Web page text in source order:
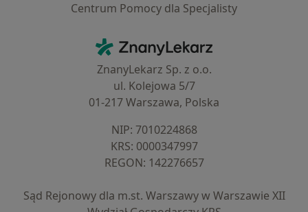
Centrum Pomocy dla Specjalisty
ZnanyLekarz - Strona główna
ZnanyLekarz Sp. z o.o.
ul. Kolejowa 5/7
01-217 Warszawa, Polska
NIP: ⁠7010224868
KRS: ⁠0000347997
REGON: ⁠142276657
Sąd Rejonowy dla m.st. Warszawy w Warszawie XII